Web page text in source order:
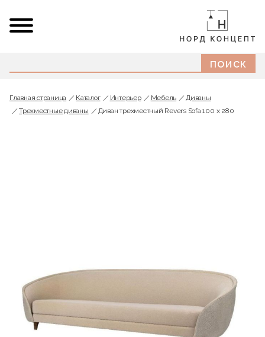
Главная страница Каталог Интерьер Мебель
Диваны
Трехместные диваны
Диван трехместный Revers Sofa 100 х 280